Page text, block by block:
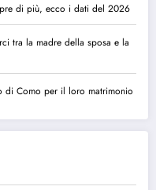
di più, ecco i dati del 2026
tra la madre della sposa e la
di Como per il loro matrimonio